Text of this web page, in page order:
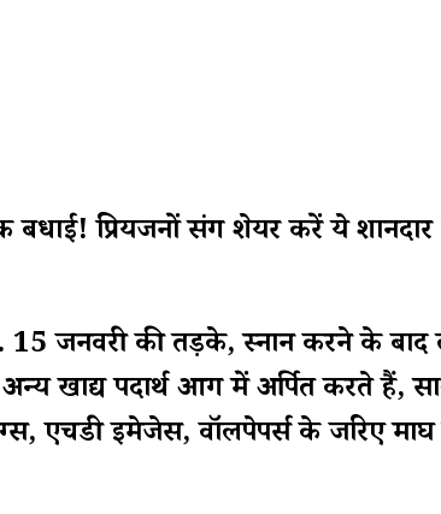
बधाई! प्रियजनों संग शेयर करें ये
15 जनवरी की तड़के, स्नान करने के
खाद्य पदार्थ आग में अर्पित करते
एचडी इमेजेस, वॉलपेपर्स के जरिए माघ